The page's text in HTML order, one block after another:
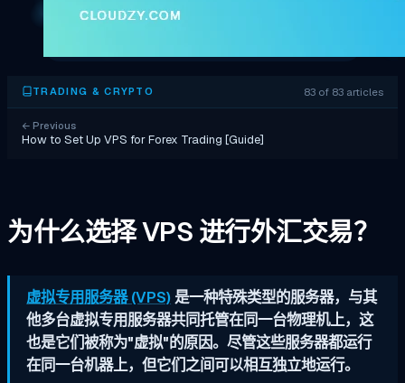
TRADING & CRYPTO 83 of 83 articles
← Previous
How to Set Up VPS for Forex Trading [Guide]
为什么选择 VPS 进行外汇交易？
虚拟专用服务器 (VPS)是一种特殊类型的服务器，与其
他多台虚拟专用服务器共同托管在同一台物理机上，这
也是它们被称为"虚拟"的原因。尽管这些服务器都运行
在同一台机器上，但它们之间可以相互独立地运行。